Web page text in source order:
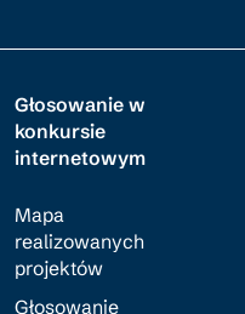
Głosowanie w
konkursie
internetowym
Mapa
realizowanych
projektów
Głosowanie